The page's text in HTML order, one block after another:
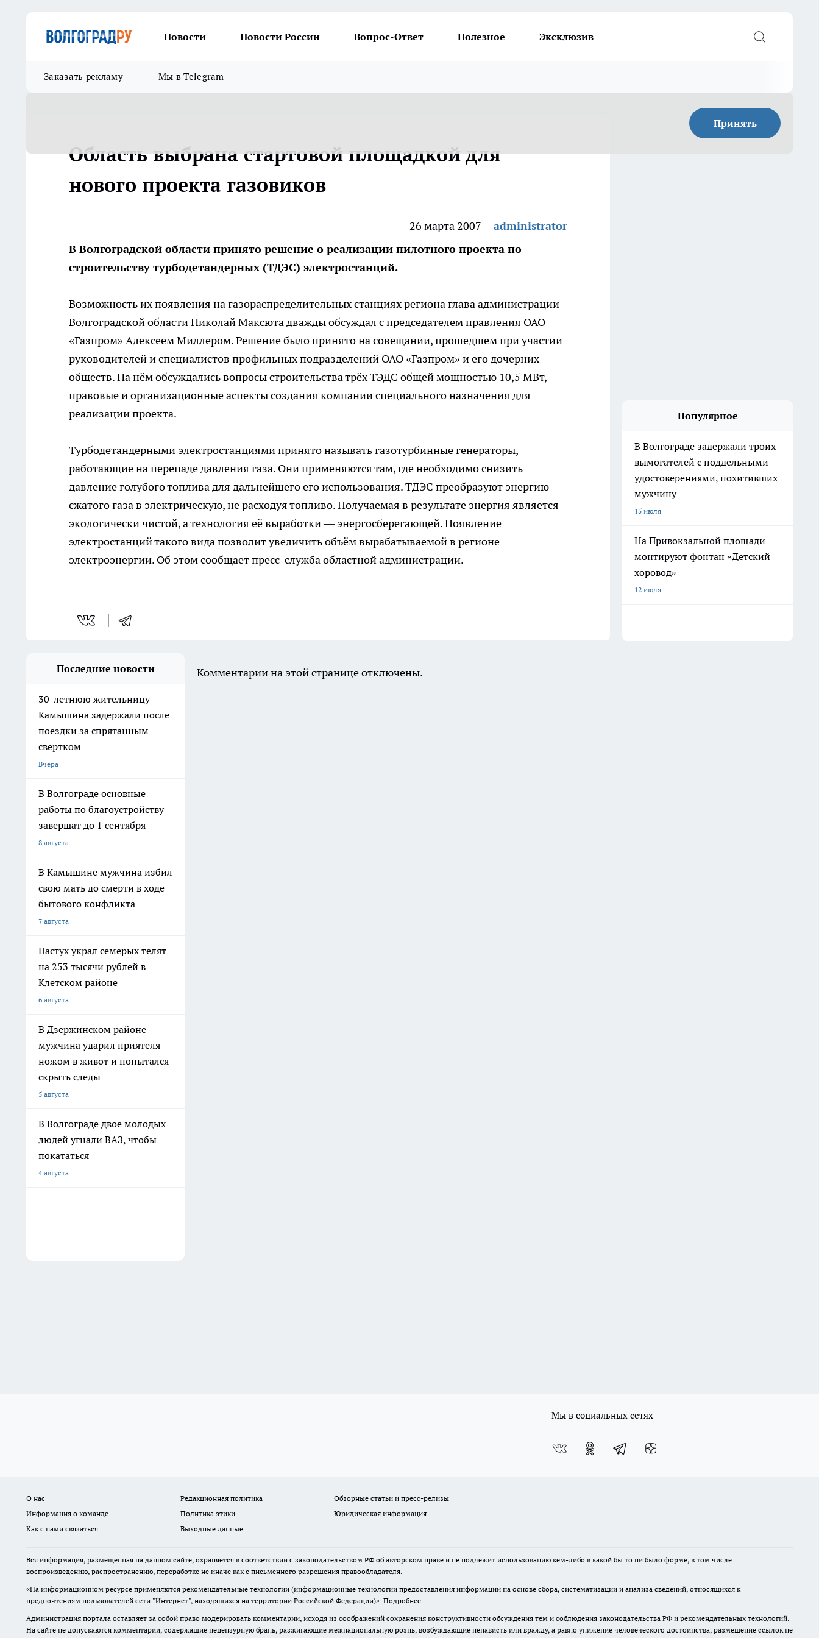
Новости Новости России Вопрос-Ответ Полезное Эксклюзив
Заказать рекламу Мы в Telegram
Принять
Область выбрана стартовой площадкой для
нового проекта газовиков
26 марта 2007
administrator
В Волгоградской области принято решение о реализации пилотного проекта по
строительству турбодетандерных (ТДЭС) электростанций.
Возможность их появления на газораспределительных станциях региона глава администрации
Волгоградской области Николай Максюта дважды обсуждал с председателем правления ОАО
«Газпром» Алексеем Миллером. Решение было принято на совещании, прошедшем при участии
руководителей и специалистов профильных подразделений ОАО «Газпром» и его дочерних
обществ. На нём обсуждались вопросы строительства трёх ТЭДС общей мощностью 10,5 МВт,
правовые и организационные аспекты создания компании специального назначения для
реализации проекта.
Турбодетандерными электростанциями принято называть газотурбинные генераторы,
работающие на перепаде давления газа. Они применяются там, где необходимо снизить
давление голубого топлива для дальнейшего его использования. ТДЭС преобразуют энергию
сжатого газа в электрическую, не расходуя топливо. Получаемая в результате энергия является
экологически чистой, а технология её выработки — энергосберегающей. Появление
электростанций такого вида позволит увеличить объём вырабатываемой в регионе
электроэнергии. Об этом сообщает пресс-служба областной администрации.
Популярное
В Волгограде задержали троих
вымогателей с поддельными
удостоверениями, похитивших
мужчину
15 июля
На Привокзальной площади
монтируют фонтан «Детский
хоровод»
12 июля
Последние новости
30-летнюю жительницу
Камышина задержали после
поездки за спрятанным
свертком
Вчера
В Волгограде основные
работы по благоустройству
завершат до 1 сентября
8 августа
В Камышине мужчина избил
свою мать до смерти в ходе
бытового конфликта
7 августа
Пастух украл семерых телят
на 253 тысячи рублей в
Клетском районе
6 августа
В Дзержинском районе
мужчина ударил приятеля
ножом в живот и попытался
скрыть следы
5 августа
В Волгограде двое молодых
людей угнали ВАЗ, чтобы
покататься
4 августа
Комментарии на этой странице отключены.
Мы в социальных сетях
О нас Редакционная политика
Обзорные статьи и пресс-релизы
Информация о команде
Политика этики
Юридическая информация
Как с нами связаться
Выходные данные
Вся информация, размещенная на данном сайте, охраняется в соответствии с законодательством РФ об авторском праве и не подлежит использованию кем-либо в какой бы то ни было форме, в том числе
воспроизведению, распространению, переработке не иначе как с письменного разрешения правообладателя.
«На информационном ресурсе применяются рекомендательные технологии (информационные технологии предоставления информации на основе сбора, систематизации и анализа сведений, относящихся к
предпочтениям пользователей сети "Интернет", находящихся на территории Российской Федерации)». Подробнее
Администрация портала оставляет за собой право модерировать комментарии, исходя из соображений сохранения конструктивности обсуждения тем и соблюдения законодательства РФ и рекомендательных технологий.
На сайте не допускаются комментарии, содержащие нецензурную брань, разжигающие межнациональную рознь, возбуждающие ненависть или вражду, а равно унижение человеческого достоинства, размещение ссылок не